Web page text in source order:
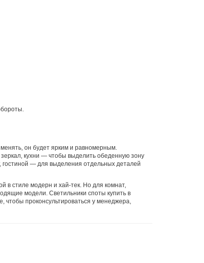
он будет ярким и равномерным.
кухни — чтобы выделить обеденную зону
гостиной — для выделения отдельных деталей
в стиле модерн и хай-тек. Но для комнат,
модели. Светильники споты купить в
проконсультироваться у менеджера,